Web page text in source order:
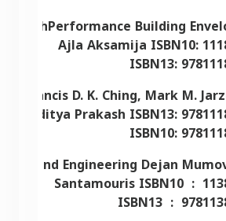
HighPerformance Building
Ajla Aksamija ISBN10:
ISBN13:
Francis D. K. Ching, Mark M.
Prakash ISBN13:
ISBN10:
and Engineering Dejan
Santamouris ISBN10 :
ISBN13 :